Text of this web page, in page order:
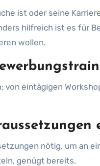
ist oder seine
hilfreich ist es für
wollen.
von eintägigen
nötig, um an
genügt bereits.